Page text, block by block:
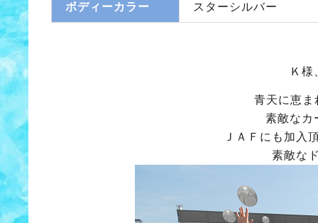
ボディーカラー スターシルバー
Ｋ様
青天に恵ま
素敵なカ
ＪＡＦにも加入
素敵な